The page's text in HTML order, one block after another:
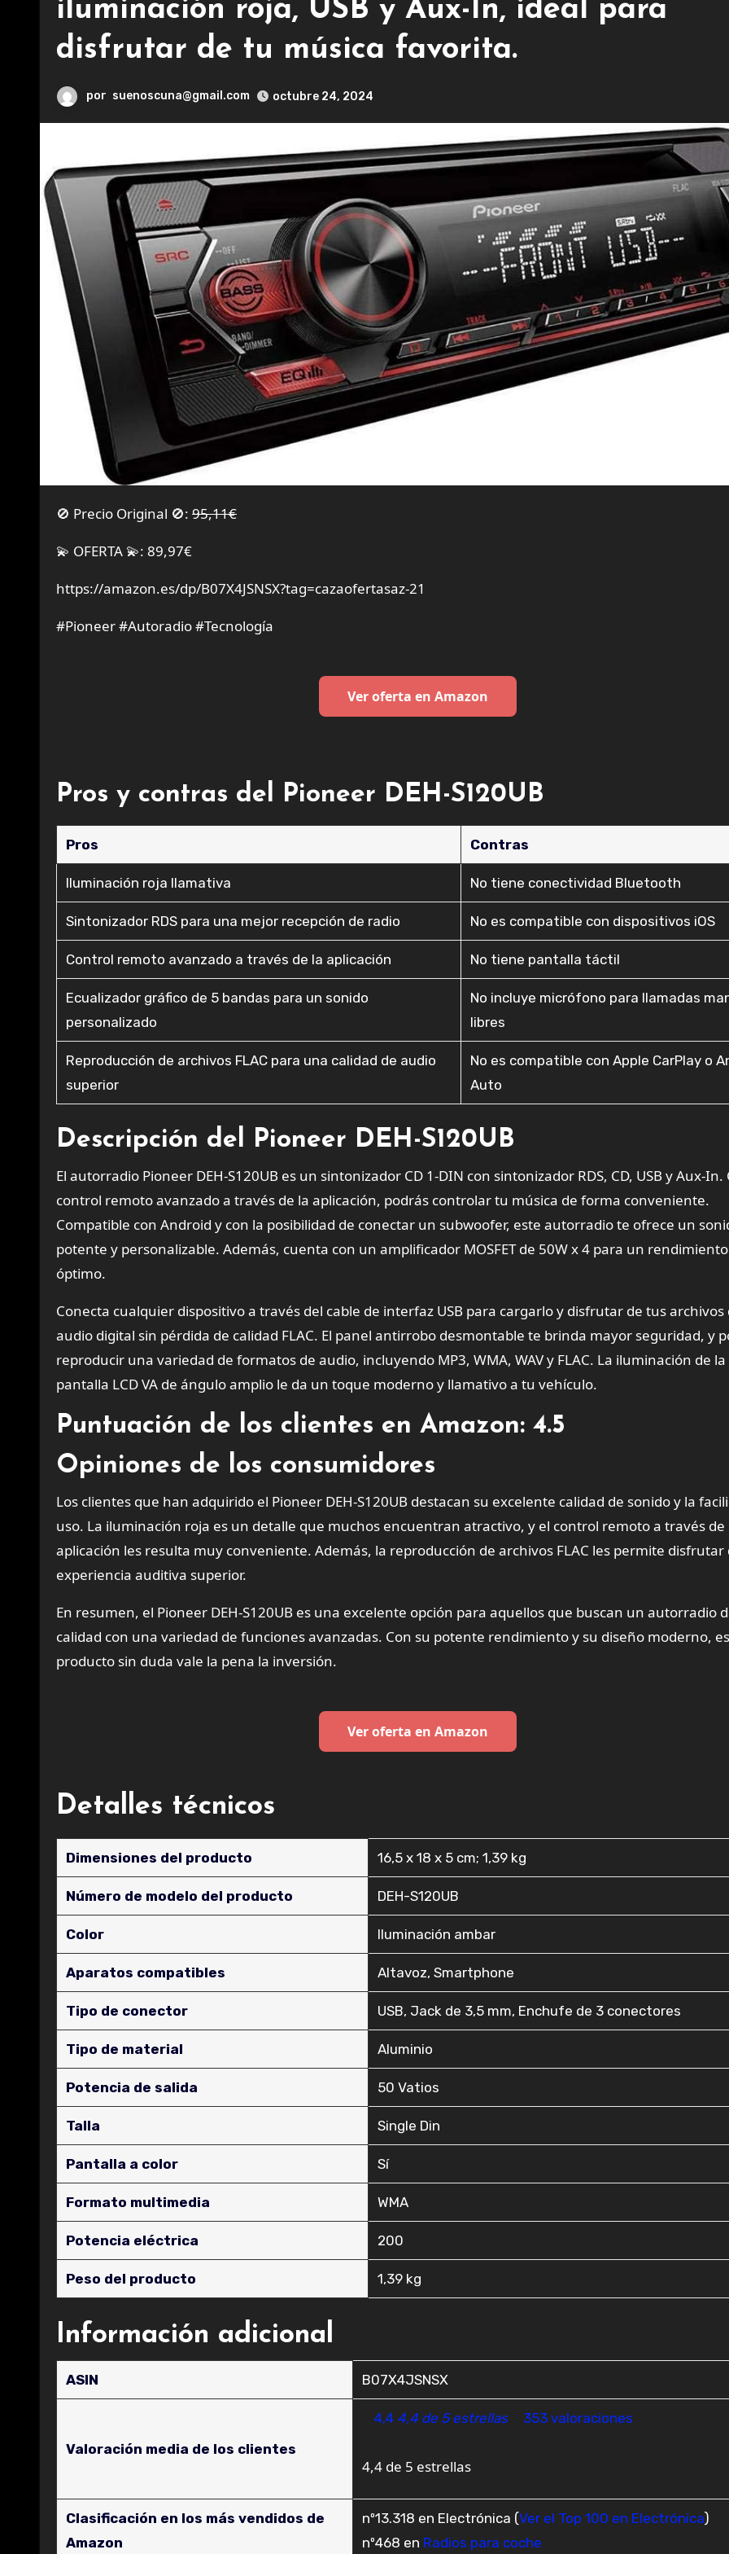
iluminación roja, USB y Aux-In, ideal para
disfrutar de tu música favorita.
por suenoscuna@gmail.com octubre 24, 2024
🚫 Precio Original 🚫: 95,11€
💫 OFERTA 💫: 89,97€
https://amazon.es/dp/B07X4JSNSX?tag=cazaofertasaz-21
#Pioneer #Autoradio #Tecnología
Ver oferta en Amazon
Pros y contras del Pioneer DEH-S120UB
Pros Contras
Iluminación roja llamativa No tiene conectividad Bluetooth
Sintonizador RDS para una mejor recepción de radio No es compatible con dispositivos iOS
Control remoto avanzado a través de la aplicación No tiene pantalla táctil
Ecualizador gráfico de 5 bandas para un sonido
personalizado
No incluye micrófono para llamadas
libres
Reproducción de archivos FLAC para una calidad de audio
superior
No es compatible con Apple CarPlay o
Auto
Descripción del Pioneer DEH-S120UB
El autorradio Pioneer DEH-S120UB es un sintonizador CD 1-DIN con sintonizador RDS, CD, USB y Aux-In.
control remoto avanzado a través de la aplicación, podrás controlar tu música de forma conveniente.
Compatible con Android y con la posibilidad de conectar un subwoofer, este autorradio te ofrece un
potente y personalizable. Además, cuenta con un amplificador MOSFET de 50W x 4 para un rendimiento
óptimo.
Conecta cualquier dispositivo a través del cable de interfaz USB para cargarlo y disfrutar de tus archivos
audio digital sin pérdida de calidad FLAC. El panel antirrobo desmontable te brinda mayor seguridad, y
reproducir una variedad de formatos de audio, incluyendo MP3, WMA, WAV y FLAC. La iluminación de la
pantalla LCD VA de ángulo amplio le da un toque moderno y llamativo a tu vehículo.
Puntuación de los clientes en Amazon: 4.5
Opiniones de los consumidores
Los clientes que han adquirido el Pioneer DEH-S120UB destacan su excelente calidad de sonido y la
uso. La iluminación roja es un detalle que muchos encuentran atractivo, y el control remoto a través de
aplicación les resulta muy conveniente. Además, la reproducción de archivos FLAC les permite disfrutar
experiencia auditiva superior.
En resumen, el Pioneer DEH-S120UB es una excelente opción para aquellos que buscan un autorradio
calidad con una variedad de funciones avanzadas. Con su potente rendimiento y su diseño moderno,
producto sin duda vale la pena la inversión.
Ver oferta en Amazon
Detalles técnicos
Dimensiones del producto ‎16,5 x 18 x 5 cm; 1,39 kg
Número de modelo del producto ‎DEH-S120UB
Color ‎Iluminación ambar
Aparatos compatibles ‎Altavoz, Smartphone
Tipo de conector ‎USB, Jack de 3,5 mm, Enchufe de 3 conectores
Tipo de material ‎Aluminio
Potencia de salida ‎50 Vatios
Talla ‎Single Din
Pantalla a color ‎Sí
Formato multimedia ‎WMA
Potencia eléctrica ‎200
Peso del producto ‎1,39 kg
Información adicional
ASIN B07X4JSNSX
Valoración media de los clientes
4,4 4,4 de 5 estrellas 353 valoraciones
4,4 de 5 estrellas
Clasificación en los más vendidos de
Amazon
nº13.318 en Electrónica (Ver el Top 100 en Electrónica)
nº468 en Radios para coche